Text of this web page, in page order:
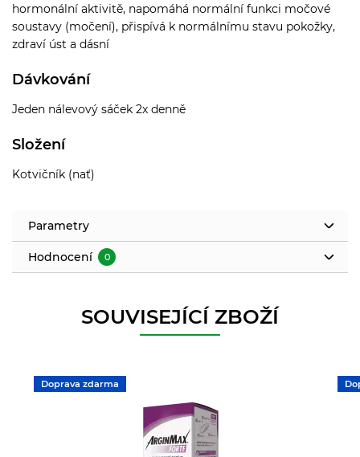
hormonální aktivitě, napomáhá normální funkci močové
soustavy (močení), přispívá k normálnímu stavu pokožky,
zdraví úst a dásní
Dávkování
Jeden nálevový sáček 2x denně
Složení
Kotvičník (nať)
Parametry
Hodnocení 0
SOUVISEJÍCÍ ZBOŽÍ
Doprava zdarma